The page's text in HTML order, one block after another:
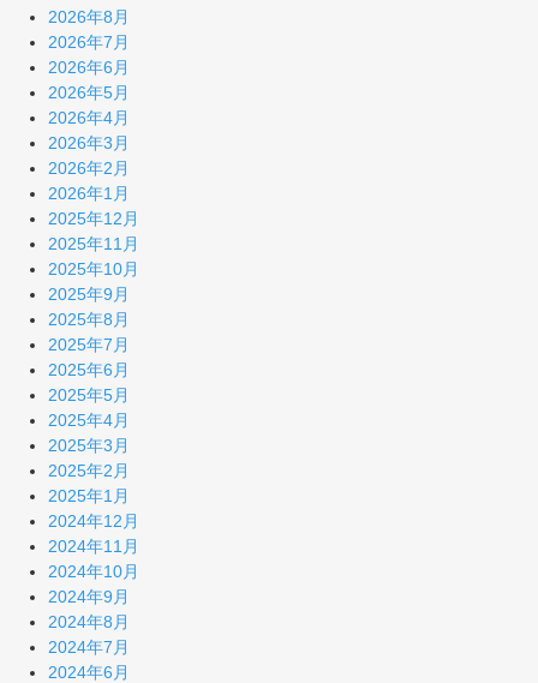
2026年8月
2026年7月
2026年6月
2026年5月
2026年4月
2026年3月
2026年2月
2026年1月
2025年12月
2025年11月
2025年10月
2025年9月
2025年8月
2025年7月
2025年6月
2025年5月
2025年4月
2025年3月
2025年2月
2025年1月
2024年12月
2024年11月
2024年10月
2024年9月
2024年8月
2024年7月
2024年6月